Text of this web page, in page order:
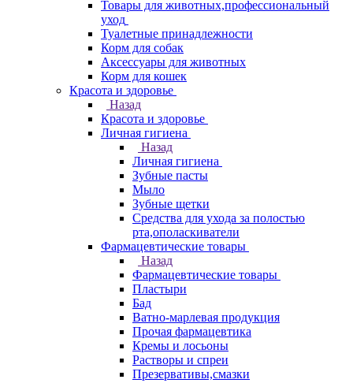
Товары для животных,профессиональный
уход
Туалетные принадлежности
Корм для собак
Аксессуары для животных
Корм для кошек
Красота и здоровье
Назад
Красота и здоровье
Личная гигиена
Назад
Личная гигиена
Зубные пасты
Мыло
Зубные щетки
Средства для ухода за полостью
рта,ополаскиватели
Фармацевтические товары
Назад
Фармацевтические товары
Пластыри
Бад
Ватно-марлевая продукция
Прочая фармацевтика
Кремы и лосьоны
Растворы и спреи
Презервативы,смазки